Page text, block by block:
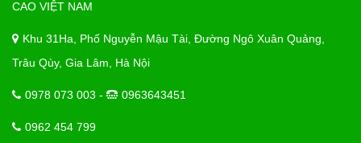
CAO VIỆT NAM
Khu 31Ha, Phố Nguyễn Mậu Tài, Đường Ngô Xuân Quảng,
Trâu Qùy, Gia Lâm, Hà Nội
0978 073 003 - 0963643451
0962 454 799